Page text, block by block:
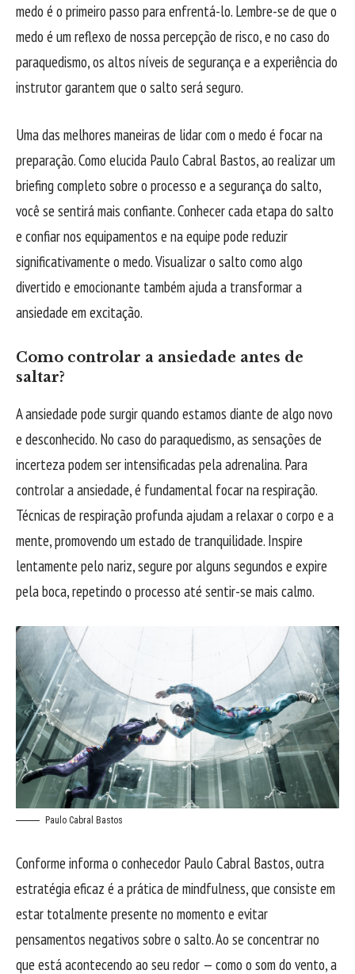
medo é o primeiro passo para enfrentá-lo. Lembre-se de que o
medo é um reflexo de nossa percepção de risco, e no caso do
paraquedismo, os altos níveis de segurança e a experiência do
instrutor garantem que o salto será seguro.
Uma das melhores maneiras de lidar com o medo é focar na
preparação. Como elucida Paulo Cabral Bastos, ao realizar um
briefing completo sobre o processo e a segurança do salto,
você se sentirá mais confiante. Conhecer cada etapa do salto
e confiar nos equipamentos e na equipe pode reduzir
significativamente o medo. Visualizar o salto como algo
divertido e emocionante também ajuda a transformar a
ansiedade em excitação.
Como controlar a ansiedade antes de
saltar?
A ansiedade pode surgir quando estamos diante de algo novo
e desconhecido. No caso do paraquedismo, as sensações de
incerteza podem ser intensificadas pela adrenalina. Para
controlar a ansiedade, é fundamental focar na respiração.
Técnicas de respiração profunda ajudam a relaxar o corpo e a
mente, promovendo um estado de tranquilidade. Inspire
lentamente pelo nariz, segure por alguns segundos e expire
pela boca, repetindo o processo até sentir-se mais calmo.
Paulo Cabral Bastos
Conforme informa o conhecedor Paulo Cabral Bastos, outra
estratégia eficaz é a prática de mindfulness, que consiste em
estar totalmente presente no momento e evitar
pensamentos negativos sobre o salto. Ao se concentrar no
que está acontecendo ao seu redor — como o som do vento, a